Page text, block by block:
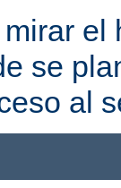
se
al